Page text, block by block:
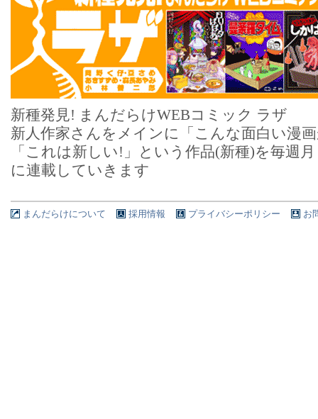
新種発見! まんだらけWEBコミック ラザ
新人作家さんをメインに「こんな面白い漫
「これは新しい!」という作品(新種)を毎週
に連載していきます
まんだらけについて 採用情報 プライバシーポリシー お